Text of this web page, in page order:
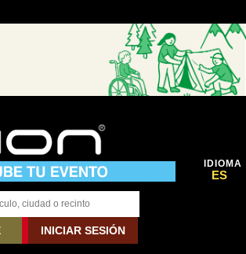
IDIOMA
ES
INICIAR SESIÓN